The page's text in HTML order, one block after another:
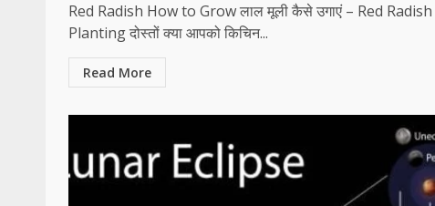
Red Radish How to Grow लाल मूली कैसे उगाएं – Red Radish
Planting दोस्तों क्या आपको किचिन...
Read More